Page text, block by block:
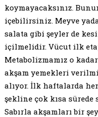
koymayacaksınız.
içebilirsiniz. Meyve
salata gibi şeyler de
içilmelidir. Vücut ilk
Metabolizmamız o
akşam yemekleri
alıyor. İlk haftalarda
şekline çok kısa sürede
Sabırla akşamları bir